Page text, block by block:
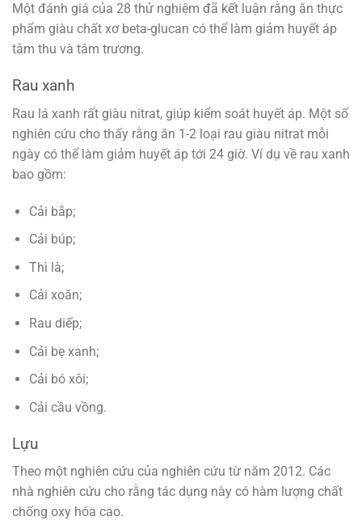
Một đánh giá của 28 thử nghiệm đã kết luận rằng ăn thực
phẩm giàu chất xơ beta-glucan có thể làm giảm huyết áp
tâm thu và tâm trương.
Rau xanh
Rau lá xanh rất giàu nitrat, giúp kiểm soát huyết áp. Một số
nghiên cứu cho thấy rằng ăn 1-2 loại rau giàu nitrat mỗi
ngày có thể làm giảm huyết áp tới 24 giờ. Ví dụ về rau xanh
bao gồm:
Cải bắp;
Cải búp;
Thì là;
Cải xoăn;
Rau diếp;
Cải bẹ xanh;
Cải bó xôi;
Cải cầu vồng.
Lựu
Theo một nghiên cứu của nghiên cứu từ năm 2012. Các
nhà nghiên cứu cho rằng tác dụng này có hàm lượng chất
chống oxy hóa cao.